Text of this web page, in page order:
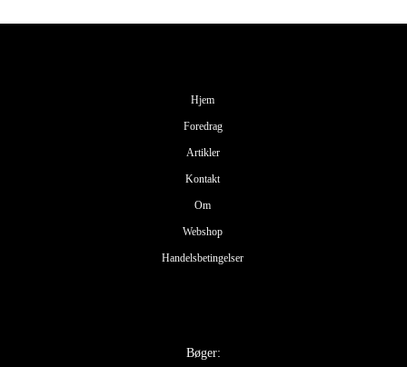
Hjem
Foredrag
Artikler
Kontakt
Om
Webshop
Handelsbetingelser
Bøger: